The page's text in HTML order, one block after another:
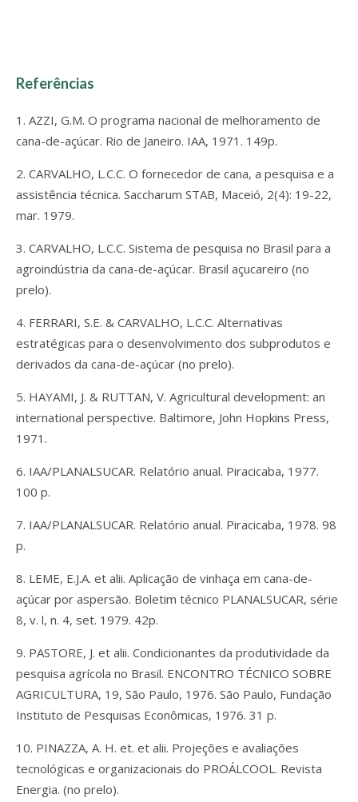
Referências
1. AZZI, G.M. O programa nacional de melhoramento de
cana-de-açúcar. Rio de Janeiro. IAA, 1971. 149p.
2. CARVALHO, L.C.C. O fornecedor de cana, a pesquisa e a
assistência técnica. Saccharum STAB, Maceió, 2(4): 19-22,
mar. 1979.
3. CARVALHO, L.C.C. Sistema de pesquisa no Brasil para a
agroindústria da cana-de-açúcar. Brasil açucareiro (no
prelo).
4. FERRARI, S.E. & CARVALHO, L.C.C. Alternativas
estratégicas para o desenvolvimento dos subprodutos e
derivados da cana-de-açúcar (no prelo).
5. HAYAMI, J. & RUTTAN, V. Agricultural development: an
international perspective. Baltimore, John Hopkins Press,
1971.
6. IAA/PLANALSUCAR. Relatório anual. Piracicaba, 1977.
100 p.
7. IAA/PLANALSUCAR. Relatório anual. Piracicaba, 1978. 98
p.
8. LEME, E.J.A. et alii. Aplicação de vinhaça em cana-de-
açúcar por aspersão. Boletim técnico PLANALSUCAR, série
8, v. l, n. 4, set. 1979. 42p.
9. PASTORE, J. et alii. Condicionantes da produtividade da
pesquisa agrícola no Brasil. ENCONTRO TÉCNICO SOBRE
AGRICULTURA, 19, São Paulo, 1976. São Paulo, Fundação
Instituto de Pesquisas Econômicas, 1976. 31 p.
10. PINAZZA, A. H. et. et alii. Projeções e avaliações
tecnológicas e organizacionais do PROÁLCOOL. Revista
Energia. (no prelo).